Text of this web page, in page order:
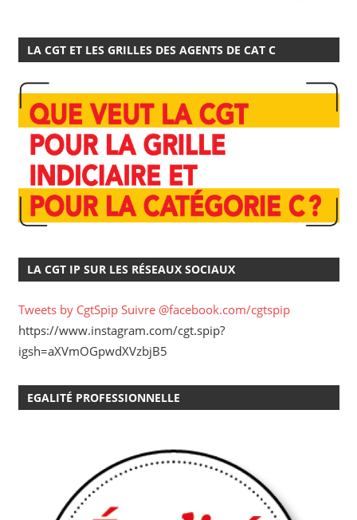
LA CGT ET LES GRILLES DES AGENTS DE CAT C
LA CGT IP SUR LES RÉSEAUX SOCIAUX
Tweets by CgtSpip Suivre @facebook.com/cgtspip
https://www.instagram.com/cgt.spip?
igsh=aXVmOGpwdXVzbjB5
EGALITÉ PROFESSIONNELLE